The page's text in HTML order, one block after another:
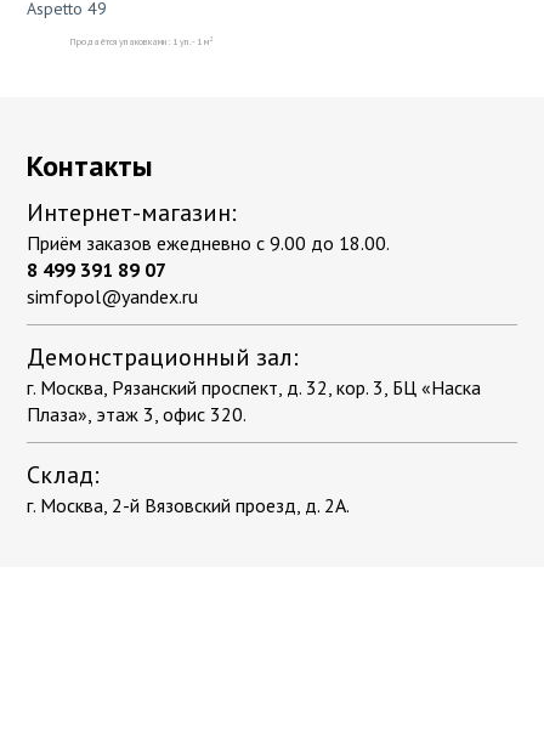
Aspetto 49
Продаётся упаковками: 1 уп. - 1 м2
Контакты
Интернет-магазин:
Приём заказов ежедневно с 9.00 до 18.00.
8 499 391 89 07
simfopol@yandex.ru
Демонстрационный зал:
г. Москва, Рязанский проспект, д. 32, кор. 3, БЦ «Наска
Плаза», этаж 3, офис 320.
Склад:
г. Москва, 2-й Вязовский проезд, д. 2А.